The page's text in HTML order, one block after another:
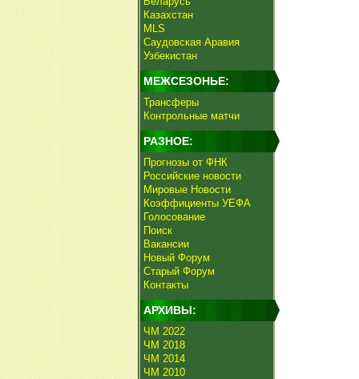
Казахстан
MLS
Саудовская Аравия
Узбекистан
МЕЖСЕЗОНЬЕ:
Трансферы
Контрольные матчи
РАЗНОЕ:
Прогнозы от ФНК
Российские новости
Мировые Новости
Коэффициенты УЕФА
Голосование
Поиск
Вакансии
Новый Форум
Старый Форум
Контакты
АРХИВЫ:
ЧМ 2022
ЧМ 2018
ЧМ 2014
ЧМ 2010